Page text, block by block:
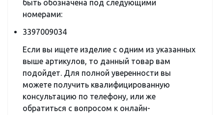
быть обозначена под следующими
номерами:
3397009034
Если вы ищете изделие с одним из указанных
выше артикулов, то данный товар вам
подойдет. Для полной уверенности вы
можете получить квалифицированную
консультацию по телефону, или же
обратиться с вопросом к онлайн-